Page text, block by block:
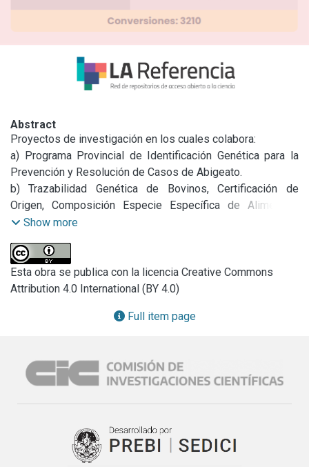
Abstract
Proyectos de investigación en los cuales colabora:
a) Programa Provincial de Identificación Genética para la
Prevención y Resolución de Casos de Abigeato.
b) Trazabilidad Genética de Bovinos, Certificación de
Origen, Composición Especie Específica de Alimentos:
Polimorfismos Puntuales (Single Nucleotide
c) Estudios de Marcadores Genéticos Asociados a
Caracteres de Producción y Sanidad en Bovinos de Carne y
Leche de Argentina.
desarrollo Productivo, sanitario y la seguridad alimentaria.
Show more
Esta obra se publica con la licencia Creative Commons
Attribution 4.0 International (BY 4.0)
Full item page